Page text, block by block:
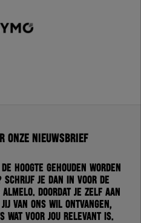
onze nieuwsbrief
hoogte gehouden worden
Schrijf je dan in voor de
Doordat je zelf aan
van ons wil ontvangen,
wat voor jou relevant is.